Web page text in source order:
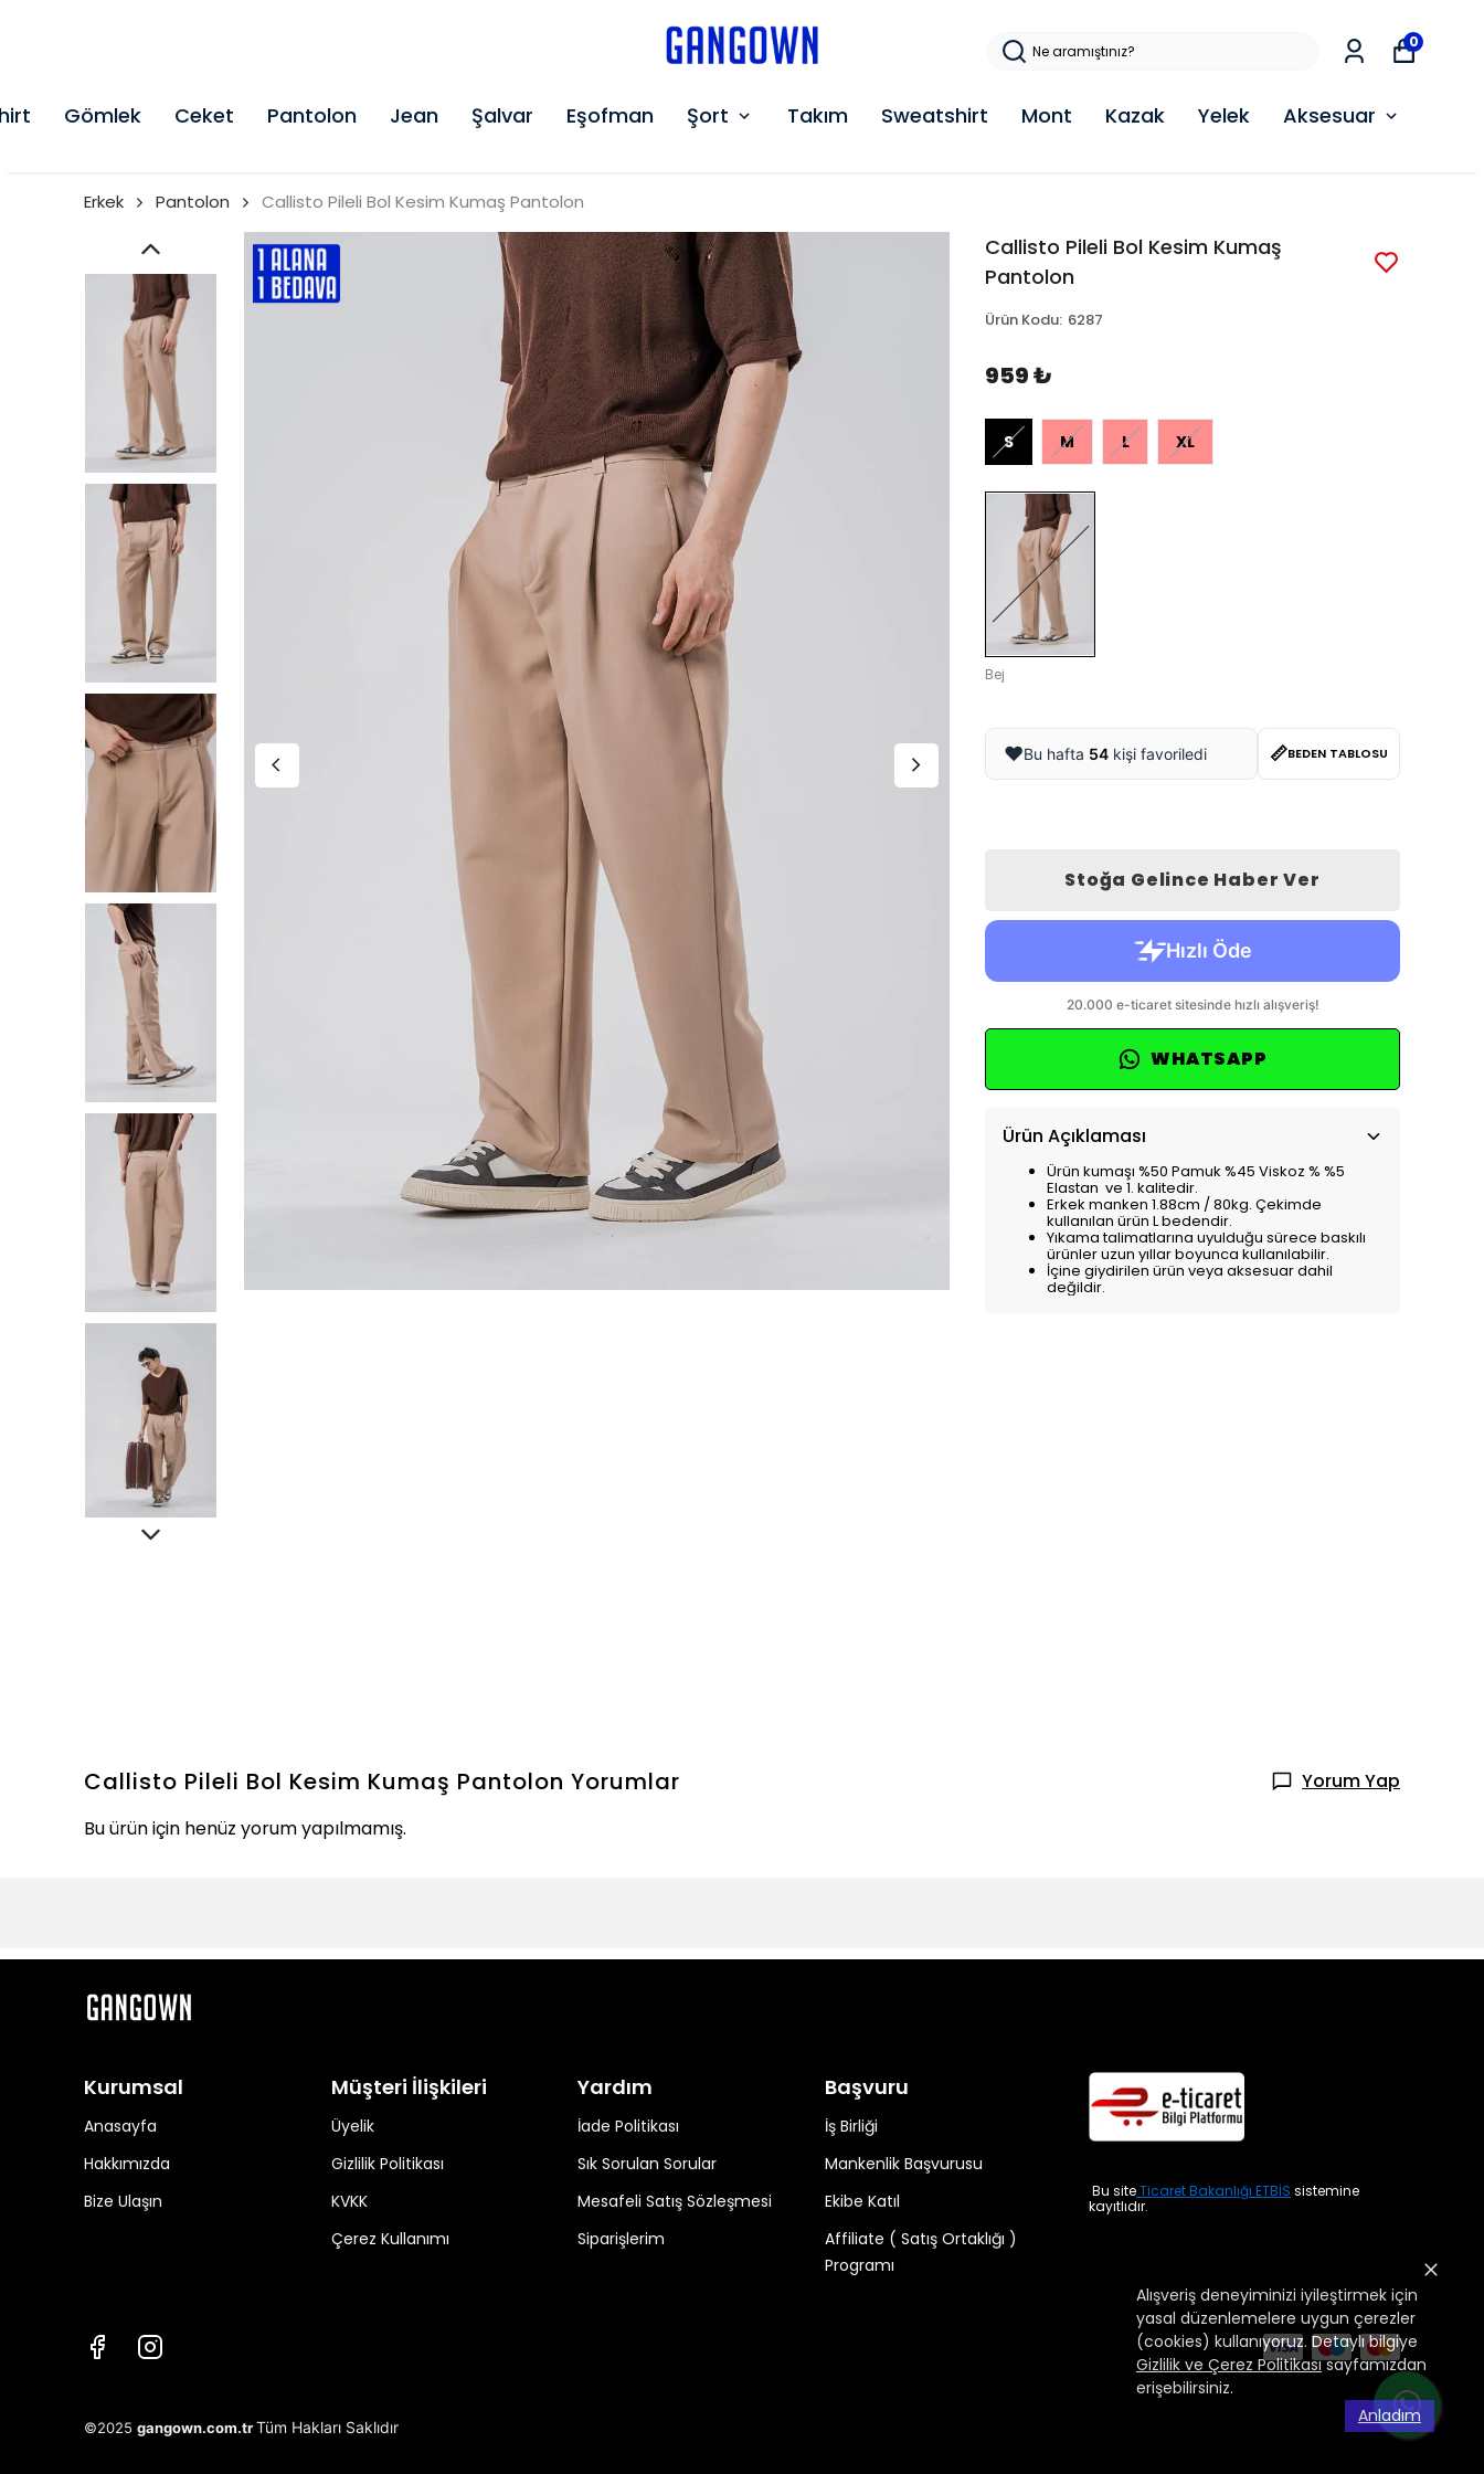
Gömlek Ceket Pantolon Jean Şalvar Eşofman Şort Takım Sweatshirt Mont Kazak Yelek Aksesuar
0
Alışveriş deneyiminizi iyileştirmek için
yasal düzenlemelere uygun çerezler
(cookies) kullanıyoruz. Detaylı bilgiye
Gizlilik ve Çerez Politikasısayfamızdan
erişebilirsiniz.
Anladım
Erkek Pantolon Callisto Pileli Bol Kesim Kumaş Pantolon
Callisto Pileli Bol Kesim Kumaş
Pantolon
Ürün Kodu: 6287
959 ₺
S M L XL
Bej
❤️Bu hafta 54 kişi favoriledi 📏BEDEN TABLOSU
Stoğa Gelince Haber Ver
WHATSAPP
Ürün Açıklaması
Ürün kumaşı %50 Pamuk %45 Viskoz % %5
Elastan ve 1. kalitedir.
Erkek manken 1.88cm / 80kg. Çekimde
kullanılan ürün L bedendir.
Yıkama talimatlarına uyulduğu sürece baskılı
ürünler uzun yıllar boyunca kullanılabilir.
İçine giydirilen ürün veya aksesuar dahil
değildir.
Callisto Pileli Bol Kesim Kumaş Pantolon Yorumlar
Yorum Yap
Bu ürün için henüz yorum yapılmamış.
Kurumsal
Anasayfa
Hakkımızda
Bize Ulaşın
Müşteri İlişkileri
Üyelik
Gizlilik Politikası
KVKK
Çerez Kullanımı
Yardım
İade Politikası
Sık Sorulan Sorular
Mesafeli Satış Sözleşmesi
Siparişlerim
Başvuru
İş Birliği
Mankenlik Başvurusu
Ekibe Katıl
Affiliate ( Satış Ortaklığı )
Programı
Bu siteTicaret Bakanlığı ETBİS sistemine
kayıtlıdır.
©2025 gangown.com.trTüm Hakları Saklıdır